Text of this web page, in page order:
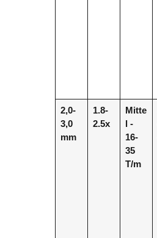
2,0-
3,0
mm
1.8-
2.5x
Mitte
l -
16-
35
T/m